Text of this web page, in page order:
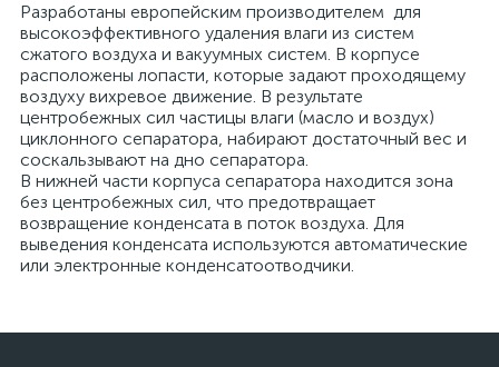
Разработаны европейским производителем для
высокоэффективного удаления влаги из систем
сжатого воздуха и вакуумных систем. В корпусе
расположены лопасти, которые задают проходящему
воздуху вихревое движение. В результате
центробежных сил частицы влаги (масло и воздух)
циклонного сепаратора, набирают достаточный вес и
соскальзывают на дно сепаратора.
В нижней части корпуса сепаратора находится зона
без центробежных сил, что предотвращает
возвращение конденсата в поток воздуха. Для
выведения конденсата используются автоматические
или электронные конденсатоотводчики.